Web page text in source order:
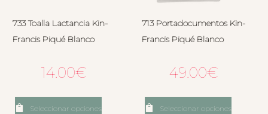
733 Toalla Lactancia Kin-
Francis Piqué Blanco
14.00€
Seleccionar opciones
713 Portadocumentos Kin-
Francis Piqué Blanco
49.00€
Seleccionar opciones